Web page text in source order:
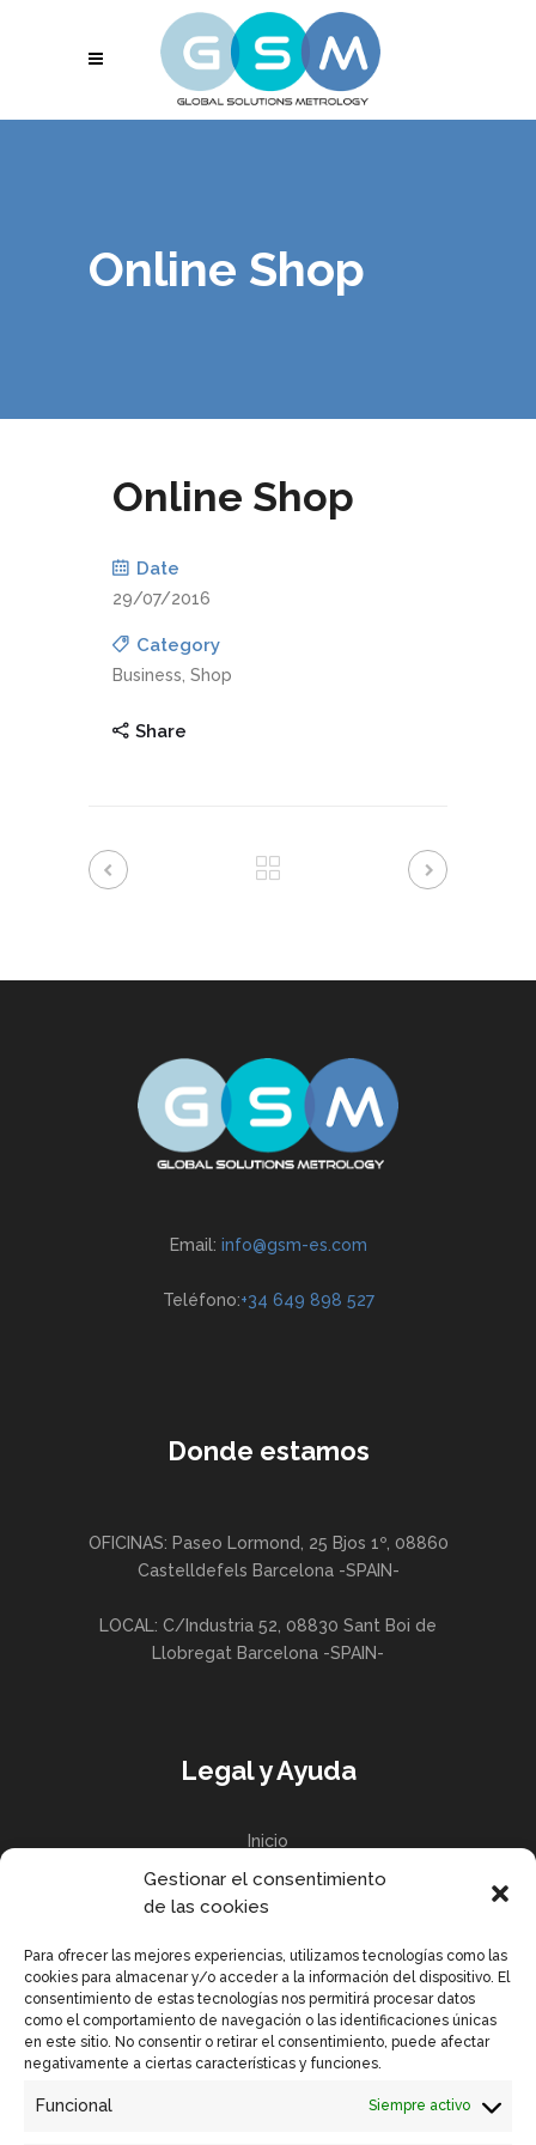
Gestionar el consentimiento
de las cookies
Para ofrecer las mejores experiencias, utilizamos tecnologías como las
cookies para almacenar y/o acceder a la información del dispositivo. El
consentimiento de estas tecnologías nos permitirá procesar datos
como el comportamiento de navegación o las identificaciones únicas
en este sitio. No consentir o retirar el consentimiento, puede afectar
negativamente a ciertas características y funciones.
Funcional Siempre activo
Online Shop
Online Shop
Date
29/07/2016
Category
Business, Shop
Share
Email: info@gsm-es.com
Teléfono:+34 649 898 527
Donde estamos
OFICINAS: Paseo Lormond, 25 Bjos 1º, 08860
Castelldefels Barcelona -SPAIN-
LOCAL: C/Industria 52, 08830 Sant Boi de
Llobregat Barcelona -SPAIN-
Legal y Ayuda
Inicio
Política de privacidad
Enlaces Rápidos